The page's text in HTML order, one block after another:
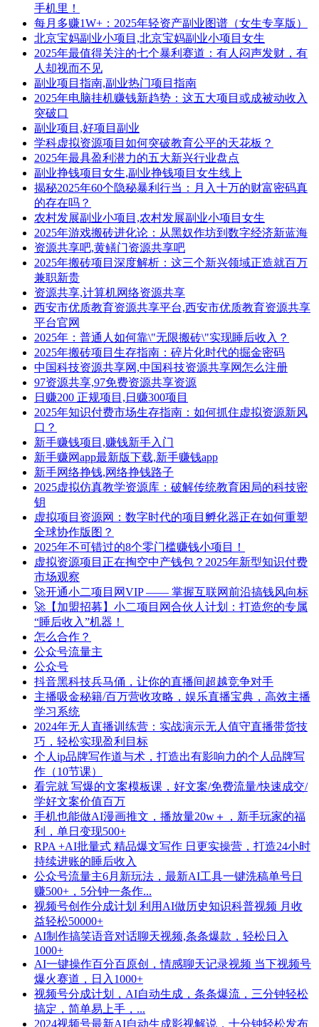
手机里！
每月多赚1W+：2025年轻资产副业图谱（女生专享版）
北京宝妈副业小项目,北京宝妈副业小项目女生
2025年最值得关注的七个暴利赛道：有人闷声发财，有
人却视而不见
副业项目指南,副业热门项目指南
2025年电脑挂机赚钱新趋势：这五大项目或成被动收入
突破口
副业项目,好项目副业
学科虚拟资源项目如何突破教育公平的天花板？
2025年最具盈利潜力的五大新兴行业盘点
副业挣钱项目女生,副业挣钱项目女生线上
揭秘2025年60个隐秘暴利行当：月入十万的财富密码真
的存在吗？
农村发展副业小项目,农村发展副业小项目女生
2025年游戏搬砖进化论：从黑奴作坊到数字经济新蓝海
资源共享吧,黄鳝门资源共享吧
2025年搬砖项目深度解析：这三个新兴领域正造就百万
兼职新贵
资源共享,计算机网络资源共享
西安市优质教育资源共享平台,西安市优质教育资源共享
平台官网
2025年：普通人如何靠\"无限搬砖\"实现睡后收入？
2025年搬砖项目生存指南：碎片化时代的掘金密码
中国科技资源共享网,中国科技资源共享网怎么注册
97资源共享,97免费资源共享资源
日赚200 正规项目,日赚300项目
2025年知识付费市场生存指南：如何抓住虚拟资源新风
口？
新手赚钱项目,赚钱新手入门
新手赚网app最新版下载,新手赚钱app
新手网络挣钱,网络挣钱路子
2025虚拟仿真教学资源库：破解传统教育困局的科技密
钥
虚拟项目资源网：数字时代的项目孵化器正在如何重塑
全球协作版图？
2025年不可错过的8个零门槛赚钱小项目！
虚拟资源项目正在掏空中产钱包？2025年新型知识付费
市场观察
🚀开通小二项目网VIP —— 掌握互联网前沿搞钱风向标
🚀【加盟招募】小二项目网合伙人计划：打造您的专属
“睡后收入”机器！
怎么合作？
公众号流量主
公众号
抖音黑科技兵马俑，让你的直播间超越竞争对手
主播吸金秘籍/百万营收攻略，娱乐直播宝典，高效主播
学习系统
2024年无人直播训练营：实战演示无人值守直播带货技
巧，轻松实现盈利目标
个人ip品牌写作道与术，打造出有影响力的个人品牌写
作（10节课）
看完就 写爆的文案模板课，好文案/免费流量/快速成交/
学好文案价值百万
手机也能做AI漫画推文，播放量20w＋，新手玩家的福
利，单日变现500+
RPA +AI批量式 精品爆文写作 日更实操营，打造24小时
持续进账的睡后收入
公众号流量主6月新玩法，最新AI工具一键洗稿单号日
赚500+，5分钟一条作...
视频号创作分成计划 利用AI做历史知识科普视频 月收
益轻松50000+
AI制作搞笑语音对话聊天视频,条条爆款，轻松日入
1000+
AI一键操作百分百原创，情感聊天记录视频 当下视频号
爆火赛道，日入1000+
视频号分成计划，AI自动生成，条条爆流，三分钟轻松
搞定，简单易上手，...
2024视频号最新AI自动生成影视解说，十分钟轻松发布